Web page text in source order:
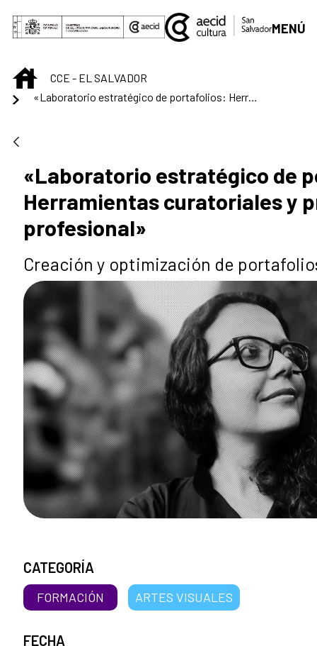
Saltar al contenido principal
MENÚ
INICIOCCE - EL SALVADOR
«Laboratorio estratégico de portafolios: Herramientas curatoriales y proyección profesional»
«Laboratorio estratégico de
Herramientas curatoriales y
profesional»
Creación y optimización de
CATEGORÍA
FORMACIÓN ARTES VISUALES
FECHA